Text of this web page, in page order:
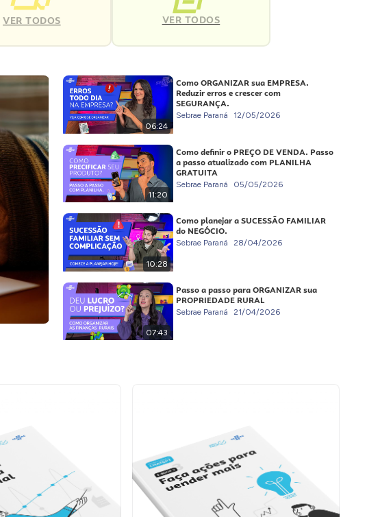
VER TODOS VER TODOS
06:24
Como ORGANIZAR sua EMPRESA.
Reduzir erros e crescer com
SEGURANÇA.
Sebrae Paraná 12/05/2026
11:20
Como definir o PREÇO DE VENDA. Passo
a passo atualizado com PLANILHA
GRATUITA
Sebrae Paraná 05/05/2026
10:28
Como planejar a SUCESSÃO FAMILIAR
do NEGÓCIO.
Sebrae Paraná 28/04/2026
07:43
Passo a passo para ORGANIZAR sua
PROPRIEDADE RURAL
Sebrae Paraná 21/04/2026